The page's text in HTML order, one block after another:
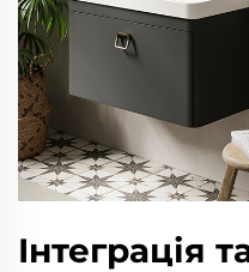
Інтеграція